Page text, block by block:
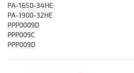
PA-1650-34HE
PA-1900-32HE
PPP0009D
PPP009C
PPP009D